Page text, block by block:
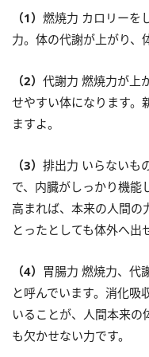
（1） 燃焼力 カロリーを
力。体の代謝が上がり、
（2） 代謝力 燃焼力が上
せやすい体になります。
ますよ。
（3） 排出力 いらないも
で、内臓がしっかり機能
高まれば、本来の人間の
とったとしても体外へ出
（4） 胃腸力 燃焼力、代
と呼んでいます。消化吸
いることが、人間本来の
も欠かせない力です。